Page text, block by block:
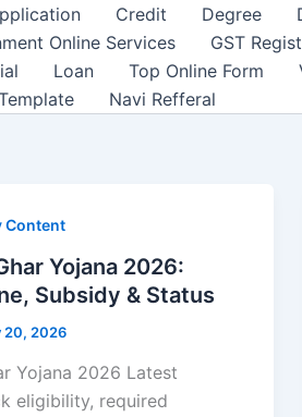
Credit Degree
Online Services GST
Loan Top Online Form
Navi Refferal
Content
Yojana 2026:
Subsidy & Status
20, 2026
Yojana 2026 Latest
eligibility, required